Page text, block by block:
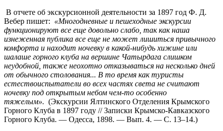
В отчете об экскурсионной деятельности за 1897 год Ф. Д.
Вебер пишет: «Многодневные и пешеходные экскурсии
функционируют все еще довольно слабо, так как наша
изнеженная публика все еще не может лишиться привычного
комфорта и находит ночевку в какой-нибудь хижине или
шалаше горного клуба на вершине Чатырдага слишком
неудобной, также неохотно отказываться на несколько дней
от обычного столования... В то время как туристы
естествоиспытатели во всех частях света не считают
ночевку под открытым небом чем-то особенно
тяжелым». (Экскурсии Ялтинского Отделения Крымского
Горного Клуба в 1897 году // Записки Крымско-Кавказского
Горного Клуба. — Одесса, 1898. — Вып. 4. — С. 13–14.)